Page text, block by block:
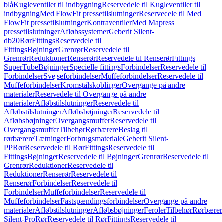
blåKugleventiler til indbygningReservedele til Kugleventiler til
indbygningMed FlowFit pressetilslutningerReservedele til Med
FlowFit pressetilslutningerKontraventilerMed Mapress
pressetilslutningerAfløbssystemerGeberit Silent-
db20RørFittingsReservedele til
FittingsBøjningerGrenrørReservedele til
GrenrørReduktionerRenserørReservedele til RenserørFittings
SuperTubeBøjningerSpecielle fittingsForbindelserReservedele til
ForbindelserSvejseforbindelserMuffeforbindelserReservedele til
MuffeforbindelserKromstålskoblingerOvergange på andre
materialerReservedele til Overgange på andre
materialerAfløbstilslutningerReservedele til
AfløbstilslutningerAfløbsbøjningerReservedele til
AfløbsbøjningerOvergangsmufferReservedele til
OvergangsmufferTilbehørRørbærereBeslag til
rørbærereTætningerForbrugsmaterialeGeberit Silent-
PPRørReservedele til RørFittingsReservedele til
FittingsBøjningerReservedele til BøjningerGrenrørReservedele til
GrenrørReduktionerReservedele til
ReduktionerRenserørReservedele til
RenserørForbindelserReservedele til
ForbindelserMuffeforbindelserReservedele til
MuffeforbindelserFastspændingsforbindelserOvergange på andre
materialerAfløbstilslutningerAfløbsbøjningerFerolerTilbehør
Silent-ProRørReservedele til RørFittingsReservedele til